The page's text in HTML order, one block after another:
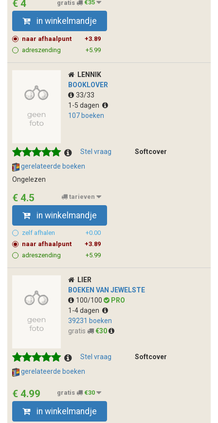
€ 4 gratis €35
in winkelmandje
naar afhaalpunt
+3.89
adreszending
+5.99
LENNIK
BOOKLOVER
33/33
1-5 dagen
107 boeken
Stel vraag
Softcover
gerelateerde boeken
Ongelezen
€ 4.5 tarieven
in winkelmandje
zelf afhalen
+0.00
naar afhaalpunt
+3.89
adreszending
+5.99
LIER
BOEKEN VAN JEWELSTE
100/100
PRO
1-4 dagen
39231 boeken
gratis
€30
Stel vraag
Softcover
gerelateerde boeken
€ 4.99 gratis €30
in winkelmandje